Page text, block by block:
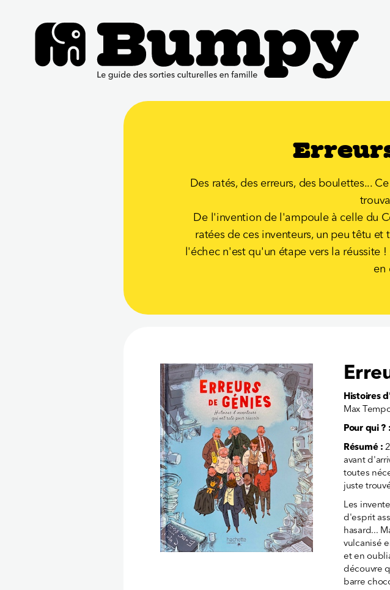
Des ratés, des erreurs, des boulettes...
De l'invention de l'ampoule à celle du
ratées de ces inventeurs, un peu têtu
l'échec n'est qu'un étape vers la réussite
en
Histoires
Max
Pour qui ?
Résumé :
avant
toutes
juste
Les
d'esprit
hasard...
vulcanisé
et en
découvre
barre